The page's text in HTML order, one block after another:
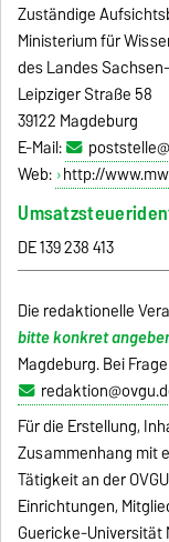
Zuständige
Ministerium für
des Landes
Leipziger Straße 58
39122 Magdeburg
E-Mail:
Web: http://
DE 139 238 413
Die redaktionelle
bitte konkret
Magdeburg. Bei
Für die Erstellung,
Zusammenhang mit
Tätigkeit an der
Einrichtungen,
Guericke-